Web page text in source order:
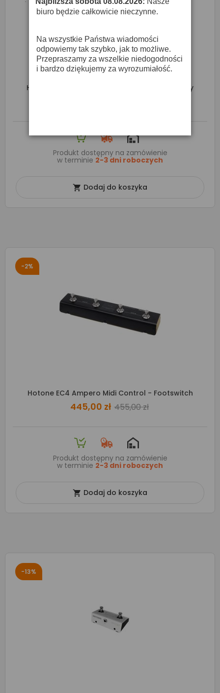
Hotone Ampero II Stomp - Multiefekt Gitarowy
Produkt dostępny na zamówienie
w terminie 2-3 dni roboczych
 Dodaj do koszyka
-2%
Hotone EC4 Ampero Midi Control - Footswitch
445,00 zł 455,00 zł
Produkt dostępny na zamówienie
w terminie 2-3 dni roboczych
 Dodaj do koszyka
-13%
·
biuro będzie całkowicie nieczynne.
Na wszystkie Państwa wiadomości
odpowiemy tak szybko, jak to możliwe.
Przepraszamy za wszelkie niedogodności
i bardzo dziękujemy za wyrozumiałość.